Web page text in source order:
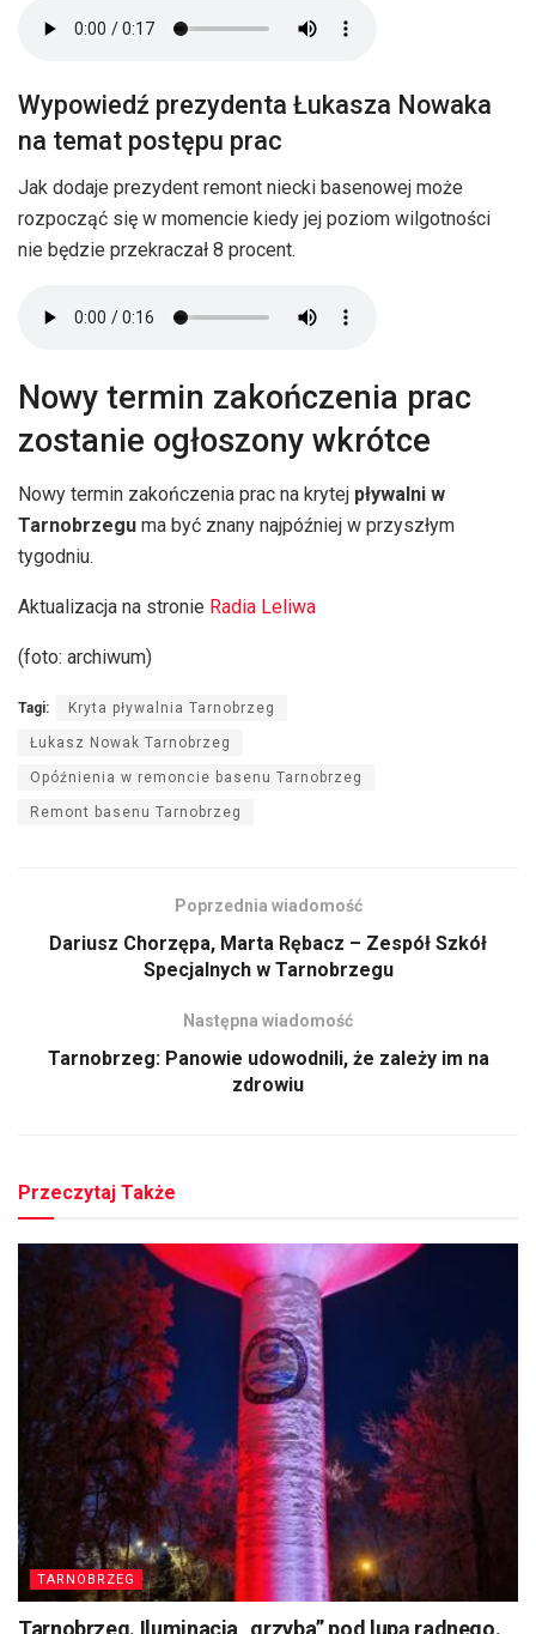
Wypowiedź prezydenta Łukasza Nowaka
na temat postępu prac
Jak dodaje prezydent remont niecki basenowej może
rozpocząć się w momencie kiedy jej poziom wilgotności
nie będzie przekraczał 8 procent.
Nowy termin zakończenia prac
zostanie ogłoszony wkrótce
Nowy termin zakończenia prac na krytej pływalni w
Tarnobrzegu ma być znany najpóźniej w przyszłym
tygodniu.
Aktualizacja na stronie Radia Leliwa
(foto: archiwum)
Tagi: Kryta pływalnia Tarnobrzeg
Łukasz Nowak Tarnobrzeg
Opóźnienia w remoncie basenu Tarnobrzeg
Remont basenu Tarnobrzeg
Poprzednia wiadomość
Dariusz Chorzępa, Marta Rębacz – Zespół Szkół
Specjalnych w Tarnobrzegu
Następna wiadomość
Tarnobrzeg: Panowie udowodnili, że zależy im na
zdrowiu
Przeczytaj Także
TARNOBRZEG
Tarnobrzeg. Iluminacja „grzyba” pod lupą radnego.